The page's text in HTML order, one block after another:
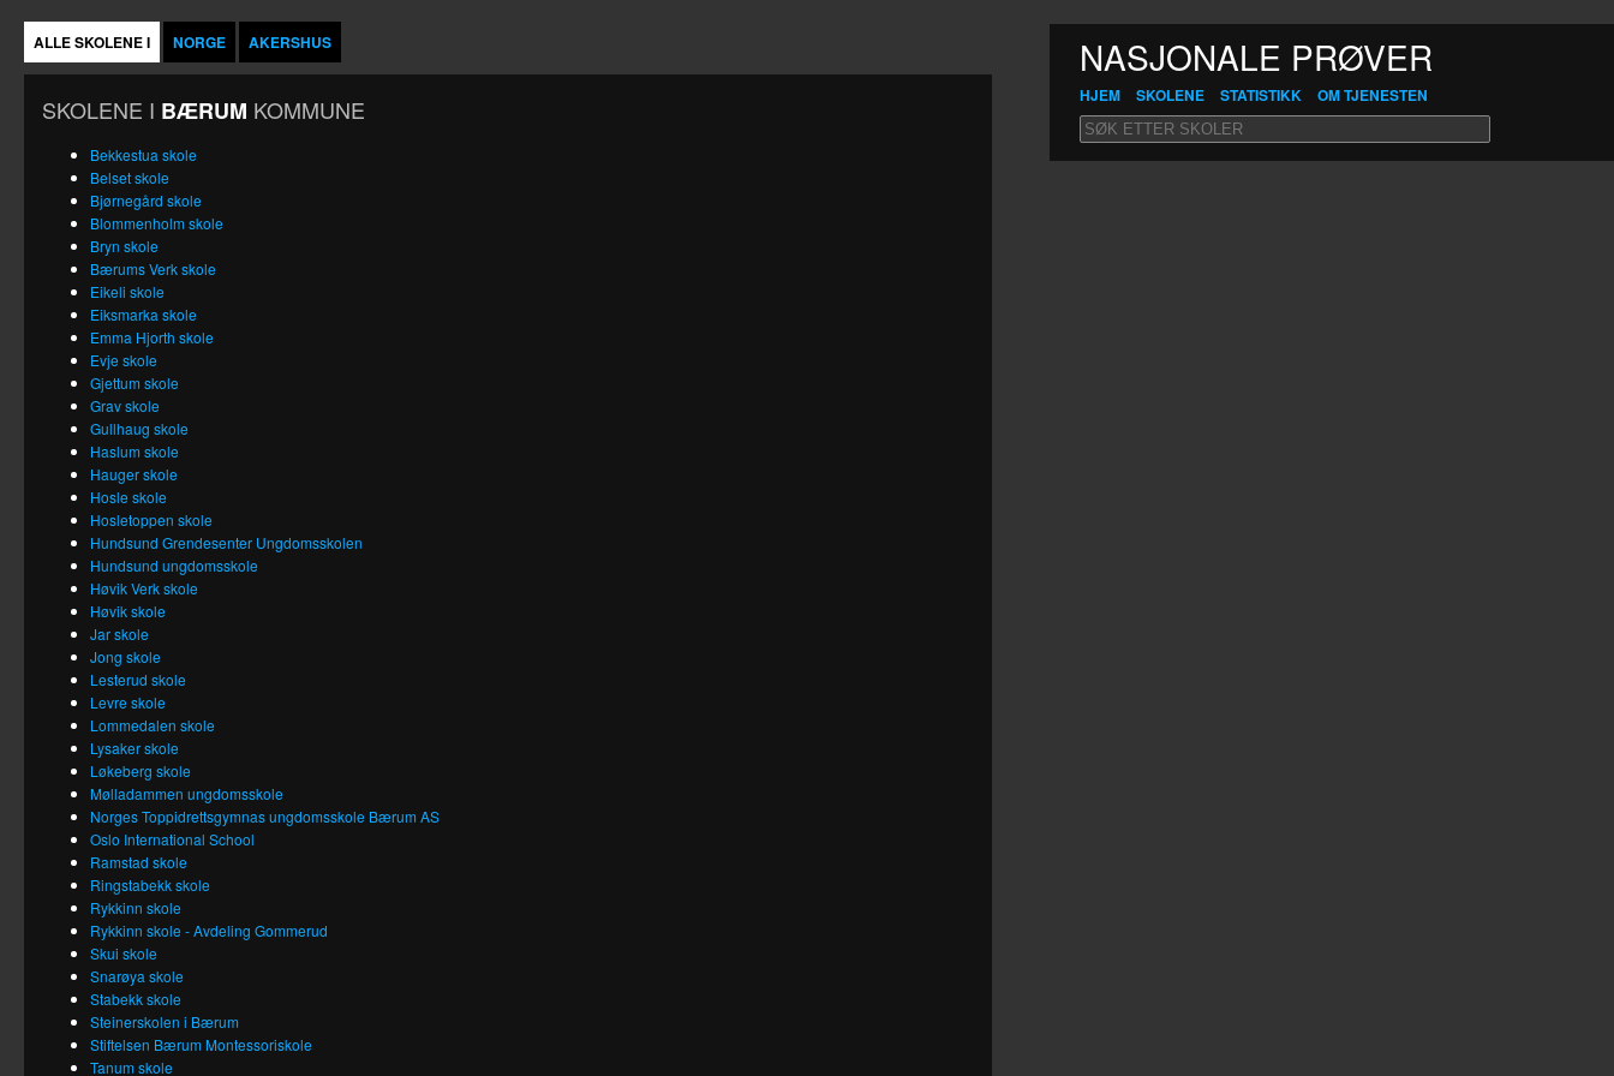
NASJONALE PRØVER
HJEM SKOLENE STATISTIKK OM TJENESTEN
ALLE SKOLENE I NORGE AKERSHUS
SKOLENE I BÆRUM KOMMUNE
Bekkestua skole
Belset skole
Bjørnegård skole
Blommenholm skole
Bryn skole
Bærums Verk skole
Eikeli skole
Eiksmarka skole
Emma Hjorth skole
Evje skole
Gjettum skole
Grav skole
Gullhaug skole
Haslum skole
Hauger skole
Hosle skole
Hosletoppen skole
Hundsund Grendesenter Ungdomsskolen
Hundsund ungdomsskole
Høvik Verk skole
Høvik skole
Jar skole
Jong skole
Lesterud skole
Levre skole
Lommedalen skole
Lysaker skole
Løkeberg skole
Mølladammen ungdomsskole
Norges Toppidrettsgymnas ungdomsskole Bærum AS
Oslo International School
Ramstad skole
Ringstabekk skole
Rykkinn skole
Rykkinn skole - Avdeling Gommerud
Skui skole
Snarøya skole
Stabekk skole
Steinerskolen i Bærum
Stiftelsen Bærum Montessoriskole
Tanum skole